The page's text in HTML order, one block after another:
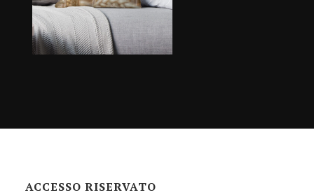
ACCESSO RISERVATO